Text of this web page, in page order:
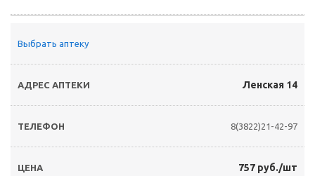
Выбрать аптеку
Ленская 14
8(3822)21-42-97
757 руб./шт